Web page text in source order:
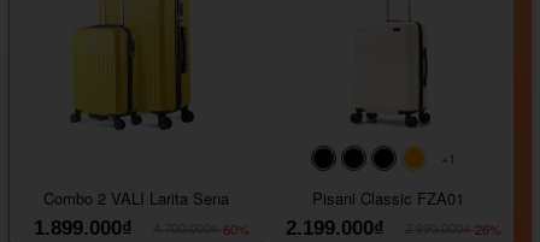
Combo 2 VALI Larita Sena
1.899.000₫
-60%
#000000#000000
#000000
#ffa500
+1
Pisani Classic FZA01
2.199.000₫
-26%